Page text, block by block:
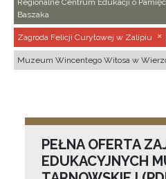
Regionalne Centrum Edukacji o
Baszaka
Zagroda Felicji Curyłowej w Zalipiu
Muzeum Wincentego Witosa w
PEŁNA OFERTA
EDUKACYJNYCH